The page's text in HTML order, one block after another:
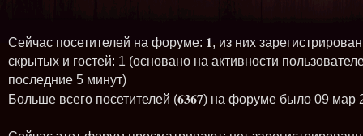
Сейчас посетителей на форуме: 1, из них
скрытых и гостей: 1 (основано на активности
последние 5 минут)
Больше всего посетителей (6367) на форуме было 09 мар